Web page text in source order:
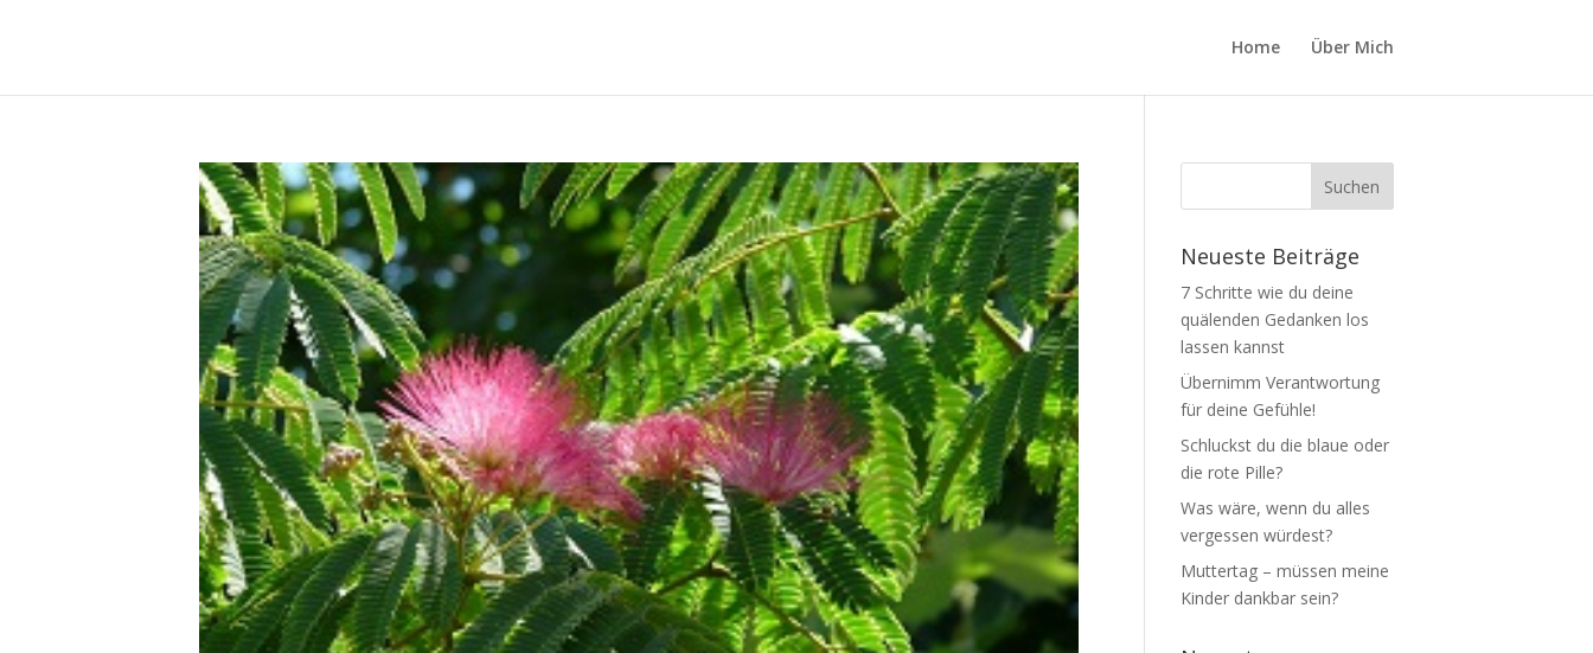
Home Über Mich
Neueste Beiträge
7 Schritte wie du deine
quälenden Gedanken los
lassen kannst
Übernimm Verantwortung
für deine Gefühle!
Schluckst du die blaue oder
die rote Pille?
Was wäre, wenn du alles
vergessen würdest?
Muttertag – müssen meine
Kinder dankbar sein?